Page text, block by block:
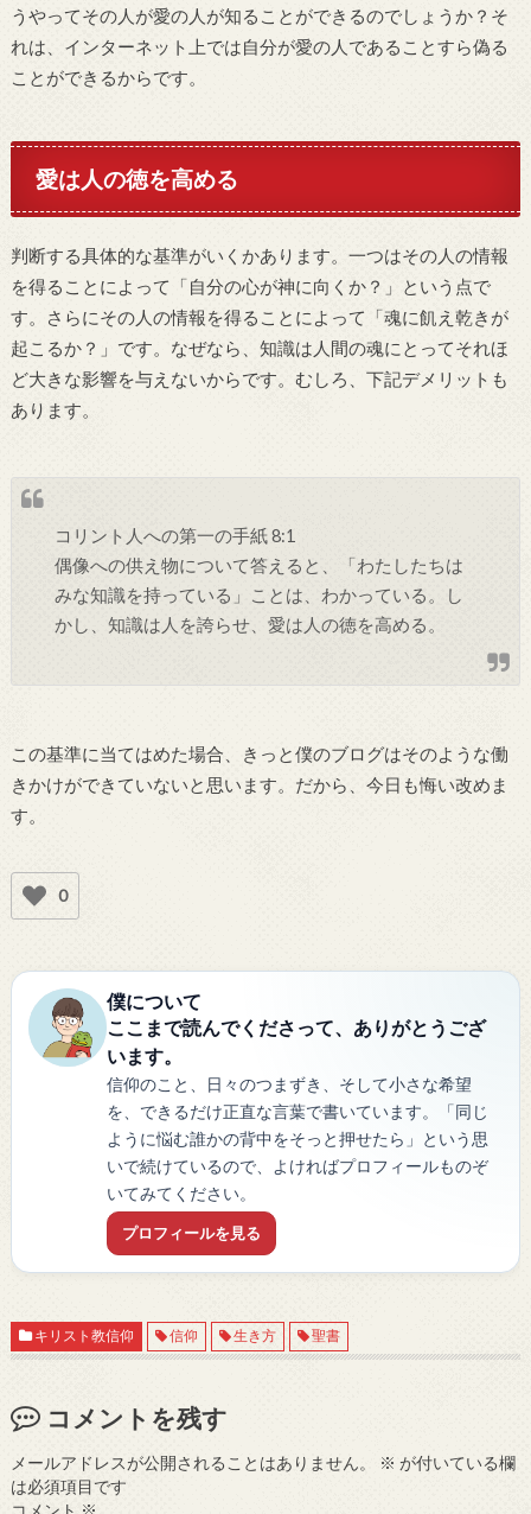
うやってその人が愛の人が知ることができるのでしょうか？そ
れは、インターネット上では自分が愛の人であることすら偽る
ことができるからです。
愛は人の徳を高める
判断する具体的な基準がいくかあります。一つはその人の情報
を得ることによって「自分の心が神に向くか？」という点で
す。さらにその人の情報を得ることによって「魂に飢え乾きが
起こるか？」です。なぜなら、知識は人間の魂にとってそれほ
ど大きな影響を与えないからです。むしろ、下記デメリットも
あります。
コリント人への第一の手紙 8:1
偶像への供え物について答えると、「わたしたちは
みな知識を持っている」ことは、わかっている。し
かし、知識は人を誇らせ、愛は人の徳を高める。
この基準に当てはめた場合、きっと僕のブログはそのような働
きかけができていないと思います。だから、今日も悔い改めま
す。
0
僕について
ここまで読んでくださって、ありがとうござ
います。
信仰のこと、日々のつまずき、そして小さな希望
を、できるだけ正直な言葉で書いています。「同じ
ように悩む誰かの背中をそっと押せたら」という思
いで続けているので、よければプロフィールものぞ
いてみてください。
プロフィールを見る
キリスト教信仰 信仰 生き方 聖書
コメントを残す
メールアドレスが公開されることはありません。 ※ が付いている欄
は必須項目です